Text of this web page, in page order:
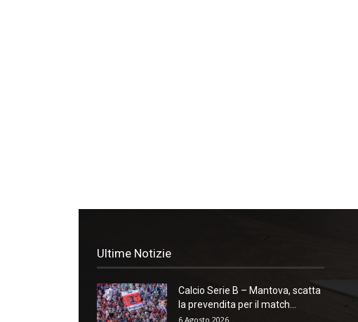
Ultime Notizie
Calcio Serie B – Mantova, scatta
la prevendita per il match...
6 Agosto 2026